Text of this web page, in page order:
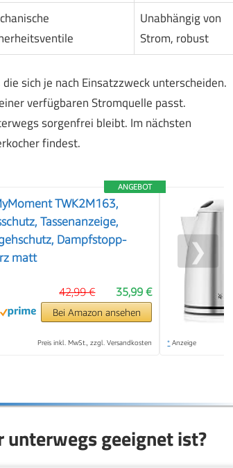
Unabhängig von
Strom, robust
sich je nach Einsatzzweck unterscheiden.
verfügbaren Stromquelle passt.
sorgenfrei bleibt. Im nächsten
findest.
ANGEBOT
TWK2M163,
Tassenanzeige,
Dampfstopp-
matt
35,99 €
42,99 €
Bei Amazon ansehen
Preis inkl. MwSt., zzgl. Versandkosten * Anzeige
❯
unterwegs geeignet ist?